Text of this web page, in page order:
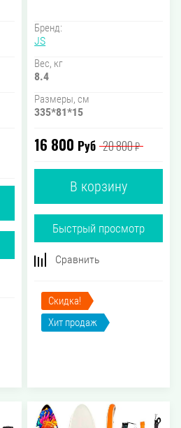
Бренд:
JS
Вес, кг
8.4
Размеры, см
335*81*15
16 800 Руб 20 800₽
В корзину
Быстрый просмотр
Сравнить
Скидка!
Хит продаж